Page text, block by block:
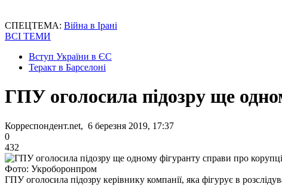
СПЕЦТЕМА: Війна в Ірані
ВСІ ТЕМИ
Вступ України в ЄС
Теракт в Барселоні
ГПУ оголосила підозру ще
Корреспондент.net, 6 березня 2019, 17:37
0
432
Фото: Укроборонпром
ГПУ оголосила підозру керівнику компанії, яка фігурує в